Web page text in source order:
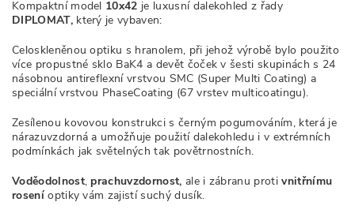
Kompaktní model 10x42 je luxusní dalekohled z řady
DIPLOMAT, který je vybaven:
Celoskleněnou optiku s hranolem, při jehož výrobě bylo použito
více propustné sklo BaK4 a devět čoček v šesti skupinách s 24
násobnou antireflexní vrstvou SMC (Super Multi Coating) a
speciální vrstvou PhaseCoating (67 vrstev multicoatingu).
Zesílenou kovovou konstrukci s černým pogumováním, která je
nárazuvzdorná a umožňuje použití dalekohledu i v extrémních
podmínkách jak světelných tak povětrnostních.
Voděodolnost, prachuvzdornost, ale i zábranu protivnitřnímu
roseníoptiky vám zajistí suchý dusík.